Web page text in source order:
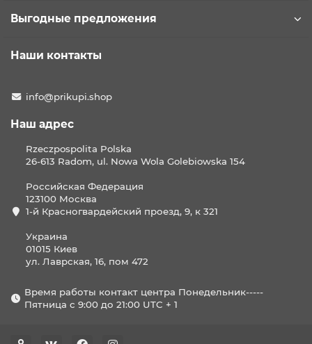
Выгодные предложения
Наши контакты
info@prikupi.shop
Наш адрес
Rzeczpospolita Polska
26-613 Radom, ul. Nowa Wola Golebiowska 154
Российская Федерация
123100 Москва
1-й Красногвардейский проезд, 9, к 321
Украина
01015 Киев
ул. Лаврская, 16, пом 472
Время работы контакт центра Понедельник-----
Пятница с 9:00 до 21:00 UTC + 1